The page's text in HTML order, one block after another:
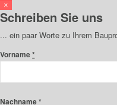
×
Schreiben Sie uns
... ein paar Worte zu Ihrem
Vorname*
Nachname*